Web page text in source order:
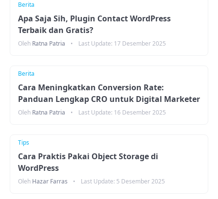
Berita
Apa Saja Sih, Plugin Contact WordPress
Terbaik dan Gratis?
Oleh Ratna Patria • Last Update: 17 Desember 2025
Berita
Cara Meningkatkan Conversion Rate:
Panduan Lengkap CRO untuk Digital Marketer
Oleh Ratna Patria • Last Update: 16 Desember 2025
Tips
Cara Praktis Pakai Object Storage di
WordPress
Oleh Hazar Farras • Last Update: 5 Desember 2025